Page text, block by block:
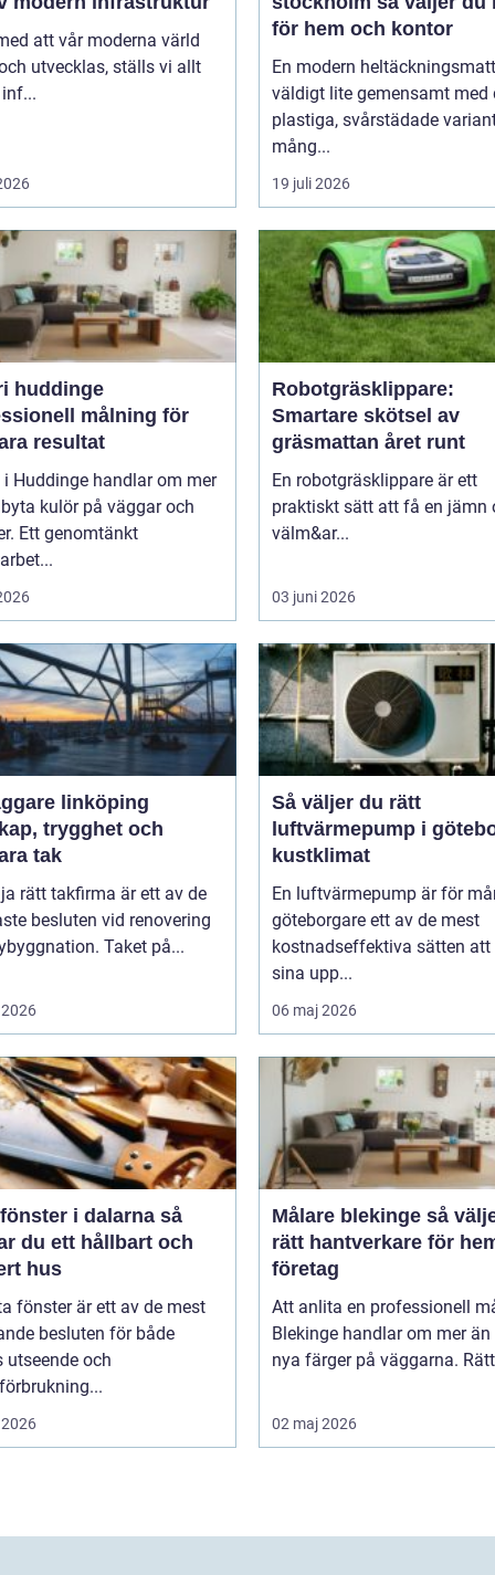
att vår moderna värld
utvecklas, ställs vi allt
för hem och kontor
En modern
väldigt lite gemensamt med
plastiga, svårstädade
mång...
19 juli 2026
huddinge
målning för
resultat
Huddinge handlar om mer
kulör på väggar och
Ett genomtänkt
Robotgräsklippare:
Smartare skötsel av
gräsmattan året runt
En robotgräsklippare är ett
praktiskt sätt att få en jämn
välm&ar...
03 juni 2026
linköping
trygghet och
tak
rätt takfirma är ett av de
besluten vid renovering
Taket på...
Så väljer du rätt
luftvärmepump i
kustklimat
En luftvärmepump är för
göteborgare ett av de mest
kostnadseffektiva sätten att
sina upp...
06 maj 2026
i dalarna så
du ett hållbart och
hus
fönster är ett av de mest
besluten för både
utseende och
Målare blekinge så väljer du
rätt hantverkare för
företag
Att anlita en professionell
Blekinge handlar om mer
nya färger på väggarna.
02 maj 2026